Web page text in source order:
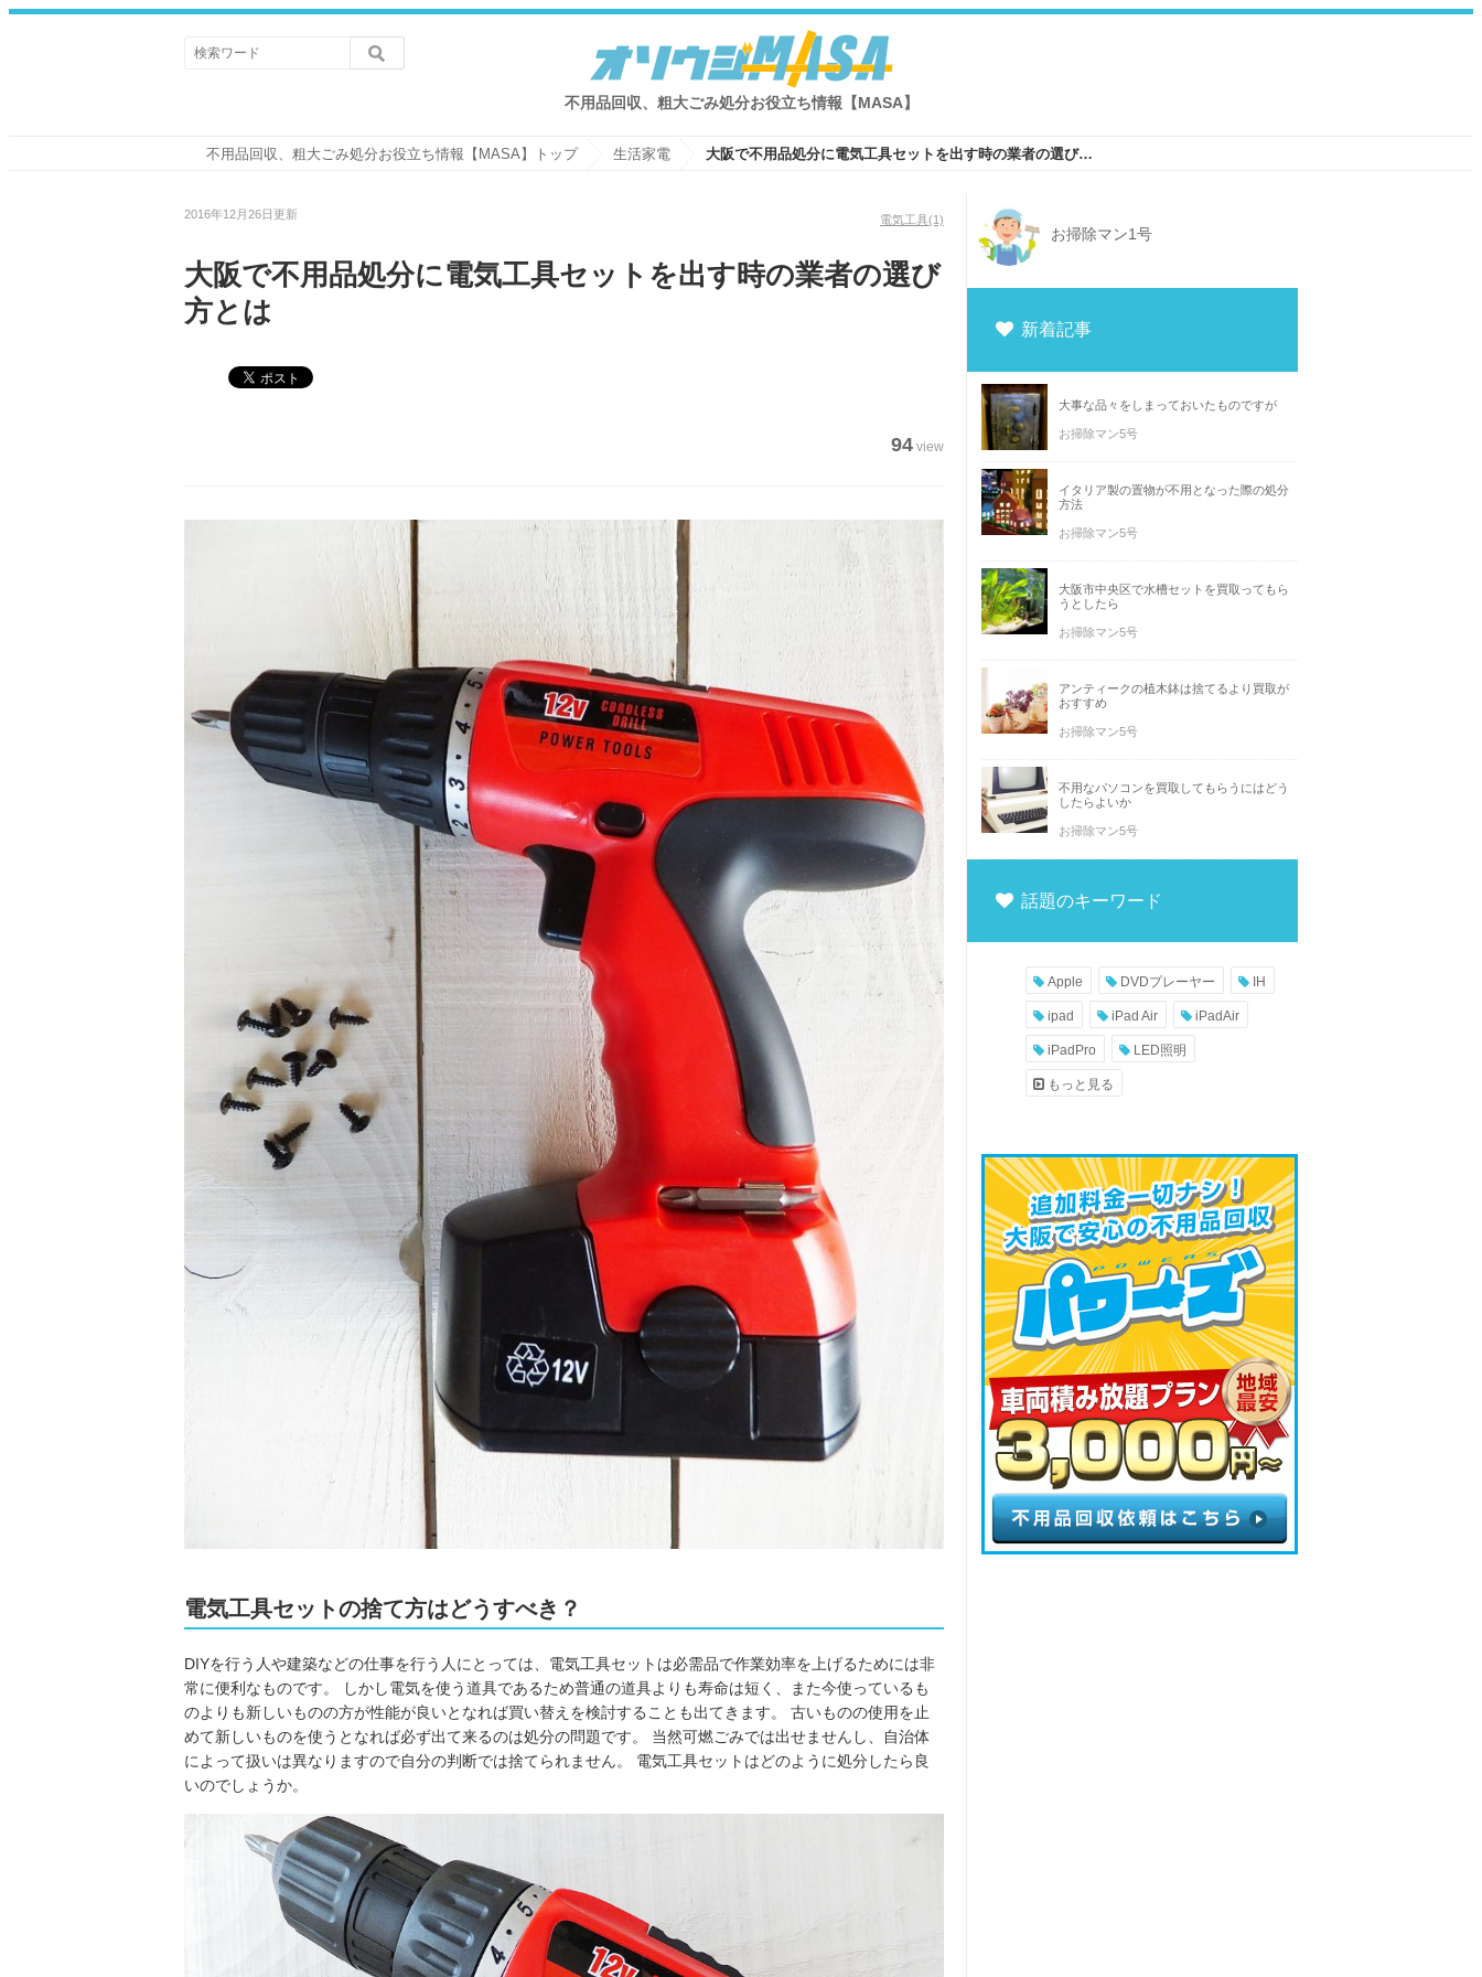
不用品回収、粗大ごみ処分お役立ち情報【MASA】
不用品回収、粗大ごみ処分お役立ち情報【MASA】トップ 生活家電 大阪で不用品処分に電気工具セットを出す時の業者の選び方とは
2016年12月26日更新 電気工具(1)
大阪で不用品処分に電気工具セットを出す時の業者の選び
方とは
94 view
電気工具セットの捨て方はどうすべき？
DIYを行う人や建築などの仕事を行う人にとっては、電気工具セットは必需品で作業効率を上げるためには非
常に便利なものです。 しかし電気を使う道具であるため普通の道具よりも寿命は短く、また今使っているも
のよりも新しいものの方が性能が良いとなれば買い替えを検討することも出てきます。 古いものの使用を止
めて新しいものを使うとなれば必ず出て来るのは処分の問題です。 当然可燃ごみでは出せませんし、自治体
によって扱いは異なりますので自分の判断では捨てられません。 電気工具セットはどのように処分したら良
いのでしょうか。
お掃除マン1号
新着記事
大事な品々をしまっておいたものですが
お掃除マン5号
イタリア製の置物が不用となった際の処分
方法
お掃除マン5号
大阪市中央区で水槽セットを買取ってもら
うとしたら
お掃除マン5号
アンティークの植木鉢は捨てるより買取が
おすすめ
お掃除マン5号
不用なパソコンを買取してもらうにはどう
したらよいか
お掃除マン5号
話題のキーワード
Apple DVDプレーヤー IH
ipad iPad Air iPadAir
iPadPro LED照明
もっと見る